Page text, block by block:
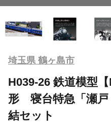
埼玉県 鶴ヶ島市
H039-26 鉄道模型
形 寝台特急「瀬
結セット